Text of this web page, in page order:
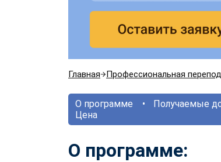
Главная Профессиональная
О программе Получаемые
Цена
О программе: